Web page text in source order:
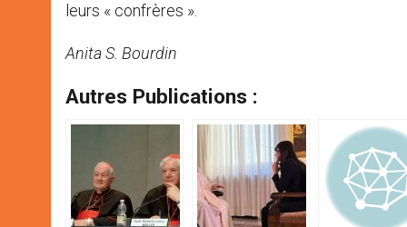
leurs « confrères ».
Anita S. Bourdin
Autres Publications :